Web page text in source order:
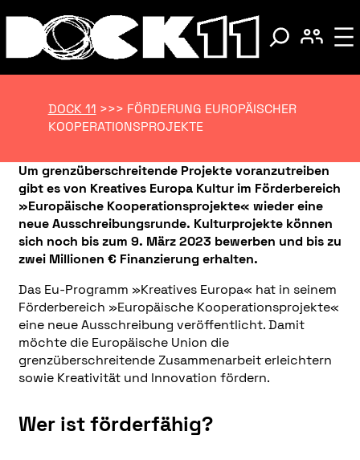
DOCK 11 >>> FÖRDERUNG EUROPÄISCHER
KOOPERATIONSPROJEKTE
Um grenzüberschreitende Projekte voranzutreiben
gibt esvon Kreatives Europa Kulturim Förderbereich
»Europäische Kooperationsprojekte« wieder eine
neue Ausschreibungsrunde. Kulturprojekte können
sich noch bis zum 9. März 2023 bewerben und bis zu
zwei Millionen € Finanzierung erhalten.
Das Eu-Programm »Kreatives Europa« hat in seinem
Förderbereich »Europäische Kooperationsprojekte«
eine neue Ausschreibung veröffentlicht. Damit
möchte die Europäische Union die
grenzüberschreitende Zusammenarbeit erleichtern
sowie Kreativität und Innovation fördern.
Wer ist förderfähig?